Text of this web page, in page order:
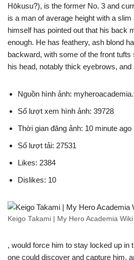
Hōkusu?), is the former No. 3 and
is a man of average height with a
himself has pointed out that his back
enough. He has feathery, ash blond
backward, with some of the front
his head, notably thick eyebrows, and
Nguồn hình ảnh:
Số lượt xem hình ảnh: 39728
Thời gian đăng ảnh: 10 minute ago
Số lượt tải: 27531
Likes: 2384
Dislikes: 10
Keigo Takami | My Hero Academia
, would force him to stay locked up in
one could discover and capture him,